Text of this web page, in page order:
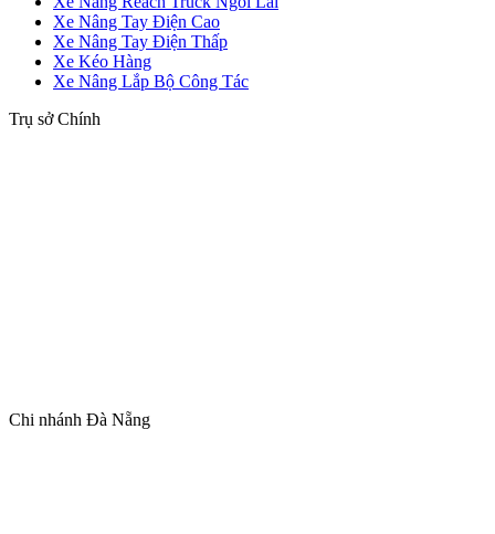
Xe Nâng Tay Điện Cao
Xe Nâng Tay Điện Thấp
Xe Kéo Hàng
Xe Nâng Lắp Bộ Công Tác
Trụ sở Chính
Chi nhánh Đà Nẵng